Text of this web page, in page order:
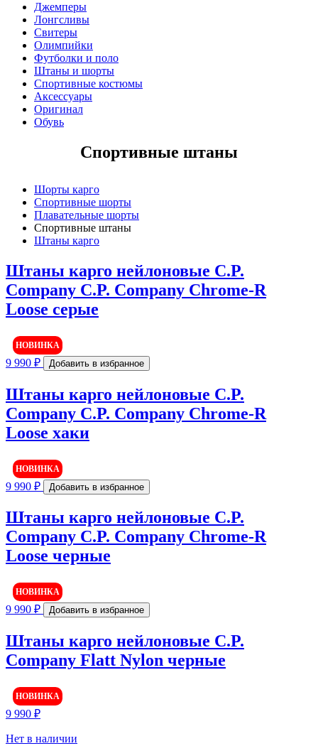
W 32 | RU 48
W 33 | RU 48
W 34 | RU 50
W 36 | RU 52
W 38 | RU 54
5000
10000
15000
20000
Джемперы
Лонгсливы
Свитеры
Олимпийки
Футболки и поло
Штаны и шорты
Спортивные костюмы
Аксессуары
Оригинал
Обувь
Спортивные штаны
Шорты карго
Спортивные шорты
Плавательные шорты
Спортивные штаны
Штаны карго
Штаны карго нейлоновые C.P.
Company C.P. Company Chrome-R
Loose серые
НОВИНКА
9 990 ₽ Добавить в избранное
Штаны карго нейлоновые C.P.
Company C.P. Company Chrome-R
Loose хаки
НОВИНКА
9 990 ₽ Добавить в избранное
Штаны карго нейлоновые C.P.
Company C.P. Company Chrome-R
Loose черные
НОВИНКА
9 990 ₽ Добавить в избранное
Штаны карго нейлоновые C.P.
Company Flatt Nylon черные
НОВИНКА
9 990 ₽
Нет в наличии